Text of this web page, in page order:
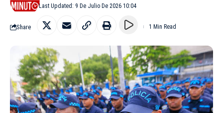
Last Updated: 9 De Julio De 2026 10:04
Share 1 Min Read